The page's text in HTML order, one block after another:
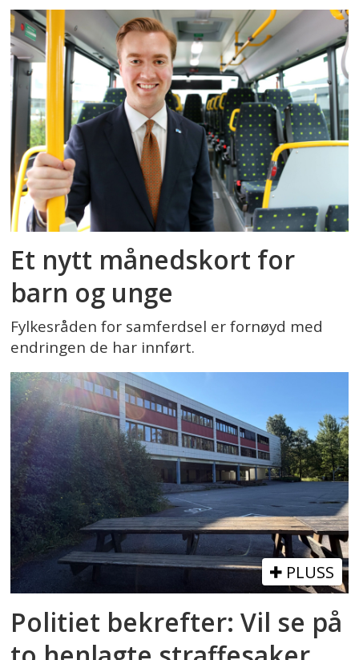
Et nytt månedskort for
barn og unge
Fylkesråden for samferdsel er fornøyd med
endringen de har innført.
PLUSS
Politiet bekrefter: Vil se på